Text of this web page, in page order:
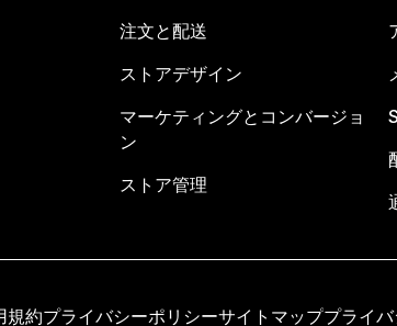
注文と配送
ストアデザイン
マーケティングとコンバージョ
ン
ストア管理
規約プライバシーポリシーサイトマッププライ